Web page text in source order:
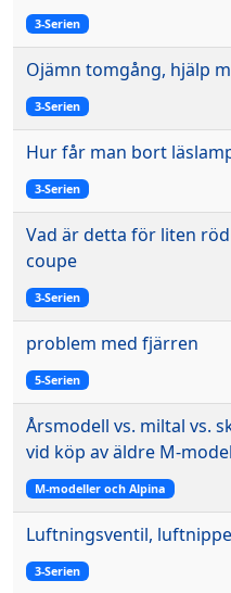
3-Serien
Ojämn tomgång, hjälp
3-Serien
Hur får man bort
3-Serien
Vad är detta för liten
coupe
3-Serien
problem med fjärren
5-Serien
Årsmodell vs. miltal vs.
vid köp av äldre M-
M-modeller och Alpina
Luftningsventil,
3-Serien